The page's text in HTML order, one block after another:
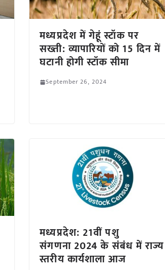
मध्यप्रदेश में गेहूं स्टॉक पर
सख्ती: व्यापारियों को 15 दिन में
घटानी होगी स्टॉक सीमा
September 26, 2024
मध्यप्रदेश: 21वीं पशु
संगणना 2024 के संबंध में राज्य
स्तरीय कार्यशाला आज